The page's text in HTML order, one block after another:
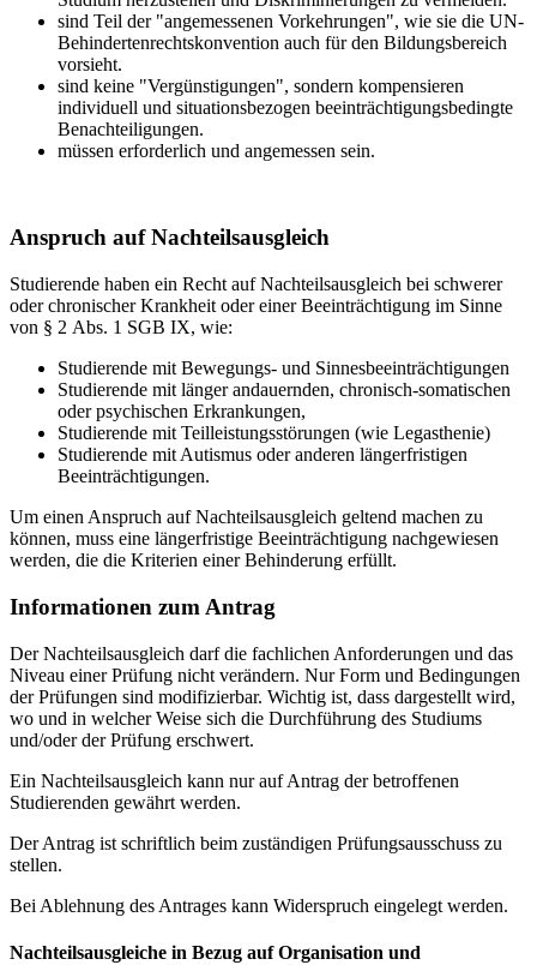
sind Teil der "angemessenen Vorkehrungen", wie sie die UN-
Behindertenrechtskonvention auch für den Bildungsbereich
vorsieht.
sind keine "Vergünstigungen", sondern kompensieren
individuell und situationsbezogen beeinträchtigungsbedingte
Benachteiligungen.
müssen erforderlich und angemessen sein.
Anspruch auf Nachteilsausgleich
Studierende haben ein Recht auf Nachteilsausgleich bei schwerer
oder chronischer Krankheit oder einer Beeinträchtigung im Sinne
von § 2 Abs. 1 SGB IX, wie:
Studierende mit Bewegungs- und Sinnesbeeinträchtigungen
Studierende mit länger andauernden, chronisch-somatischen
oder psychischen Erkrankungen,
Studierende mit Teilleistungsstörungen (wie Legasthenie)
Studierende mit Autismus oder anderen längerfristigen
Beeinträchtigungen.
Um einen Anspruch auf Nachteilsausgleich geltend machen zu
können, muss eine längerfristige Beeinträchtigung nachgewiesen
werden, die die Kriterien einer Behinderung erfüllt.
Informationen zum Antrag
Der Nachteilsausgleich darf die fachlichen Anforderungen und das
Niveau einer Prüfung nicht verändern. Nur Form und Bedingungen
der Prüfungen sind modifizierbar. Wichtig ist, dass dargestellt wird,
wo und in welcher Weise sich die Durchführung des Studiums
und/oder der Prüfung erschwert.
Ein Nachteilsausgleich kann nur auf Antrag der betroffenen
Studierenden gewährt werden.
Der Antrag ist schriftlich beim zuständigen Prüfungsausschuss zu
stellen.
Bei Ablehnung des Antrages kann Widerspruch eingelegt werden.
Nachteilsausgleiche in Bezug auf Organisation und